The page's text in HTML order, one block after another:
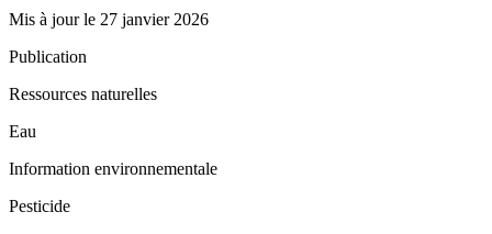
Mis à jour le 27 janvier 2026
Publication
Ressources naturelles
Eau
Information environnementale
Pesticide